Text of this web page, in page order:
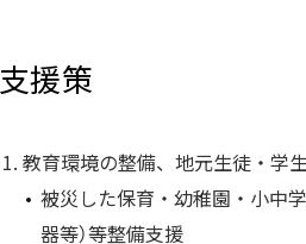
支援策
教育環境の整備、地元生徒・学
被災した保育・幼稚園・小中
器等）等整備支援